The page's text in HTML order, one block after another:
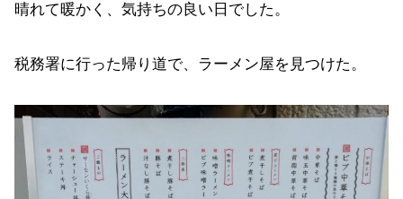
晴れて暖かく、気持ちの良い日でした。
税務署に行った帰り道で、ラーメン屋を見つけた。